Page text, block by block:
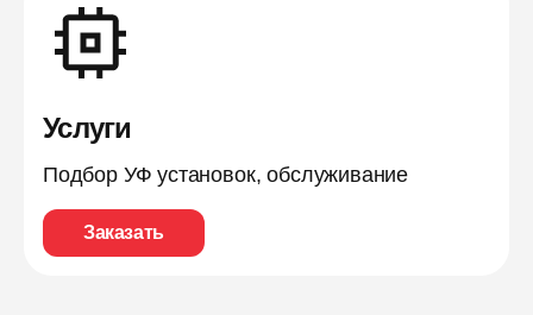
Услуги
Подбор УФ установок, обслуживание
Заказать